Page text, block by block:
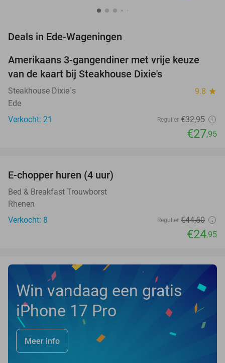
Deals in Ede-Wageningen
15%
Amerikaans 3-gangendiner met vrije keuze
van de kaart bij Steakhouse Dixie's
Steakhouse Dixie´s 9.8 star
Ede
Verkocht: 21
Regulier €32,95
€27,95
NEW
TODAY
E-chopper huren (4 uur)
Bed & Breakfast Trouwborst
Rhenen
Verkocht: 8
Regulier €44,50
€24,95
Win vandaag een gratis
iPhone 17 Pro
Meer info